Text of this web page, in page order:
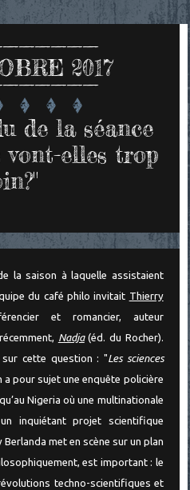
2017
de la séance
vont-elles trop
la saison à laquelle assistaient
du café philo invitait Thierry
et romancier, auteur
Nadja(éd. du Rocher).
cette question : "Les sciences
a pour sujet une enquête policière
Nigeria où une multinationale
inquiétant projet scientifique
met en scène sur un plan
est important : le
techno-scientifiques et